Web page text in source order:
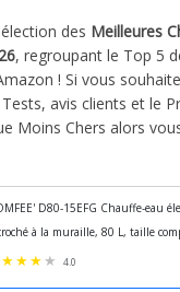
des Meilleures
, regroupant le Top 5
! Si vous
avis clients et le
Moins Chers alors
D80-15EFG Chauffe-eau
à la muraille, 80 L, taille
4.0